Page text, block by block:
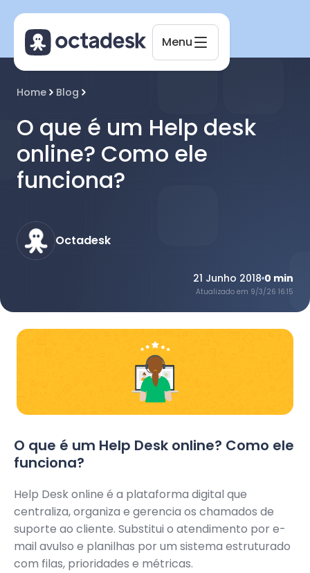
Menu
Home Blog
O que é um Help desk
online? Como ele
funciona?
Octadesk
21 Junho 2018 0 min
Atualizado em 9/3/26 16:15
O que é um Help Desk online? Como ele
funciona?
Help Desk online é a plataforma digital que
centraliza, organiza e gerencia os chamados de
suporte ao cliente. Substitui o atendimento por e-
mail avulso e planilhas por um sistema estruturado
com filas, prioridades e métricas.
Online agora